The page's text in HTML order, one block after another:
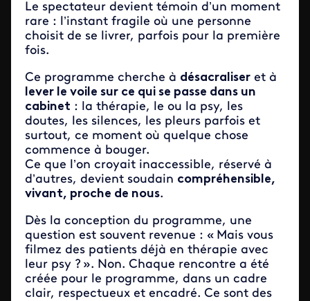
Le spectateur devient témoin d’un moment
rare : l’instant fragile où une personne
choisit de se livrer, parfois pour la première
fois.
Ce programme cherche à désacraliser et à
lever le voile sur ce qui se passe dans un
cabinet : la thérapie, le ou la psy, les
doutes, les silences, les pleurs parfois et
surtout, ce moment où quelque chose
commence à bouger.
Ce que l’on croyait inaccessible, réservé à
d’autres, devient soudain compréhensible,
vivant, proche de nous.
Dès la conception du programme, une
question est souvent revenue : « Mais vous
filmez des patients déjà en thérapie avec
leur psy ? ». Non. Chaque rencontre a été
créée pour le programme, dans un cadre
clair, respectueux et encadré. Ce sont des